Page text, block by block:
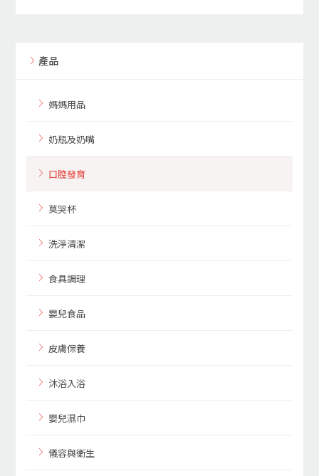
產品
媽媽用品
奶瓶及奶嘴
口腔發育
莫哭杯
洗淨清潔
食具調理
嬰兒食品
皮膚保養
沐浴入浴
嬰兒濕巾
儀容與衛生